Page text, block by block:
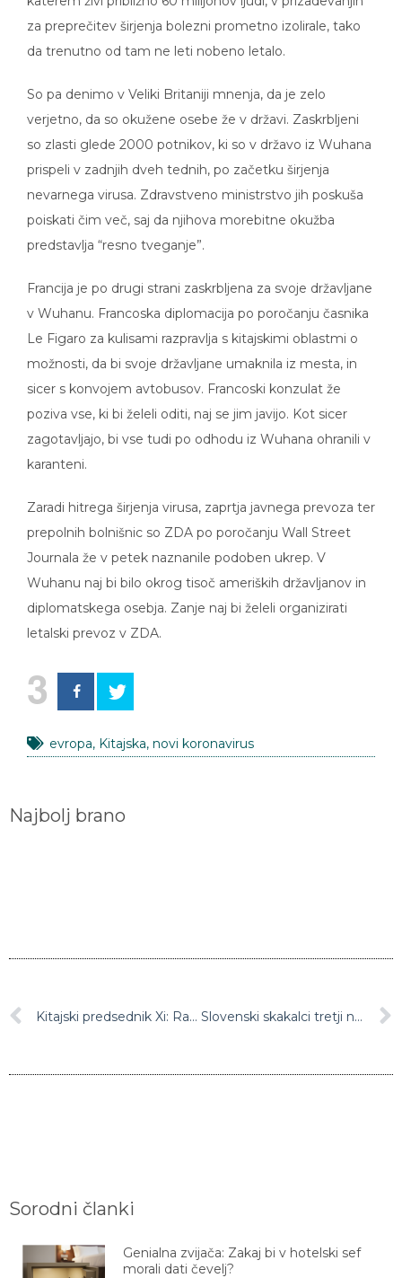
za preprečitev širjenja bolezni prometno izolirale, tako
da trenutno od tam ne leti nobeno letalo.
So pa denimo v Veliki Britaniji mnenja, da je zelo
verjetno, da so okužene osebe že v državi. Zaskrbljeni
so zlasti glede 2000 potnikov, ki so v državo iz Wuhana
prispeli v zadnjih dveh tednih, po začetku širjenja
nevarnega virusa. Zdravstveno ministrstvo jih poskuša
poiskati čim več, saj da njihova morebitne okužba
predstavlja “resno tveganje”.
Francija je po drugi strani zaskrbljena za svoje državljane
v Wuhanu. Francoska diplomacija po poročanju časnika
Le Figaro za kulisami razpravlja s kitajskimi oblastmi o
možnosti, da bi svoje državljane umaknila iz mesta, in
sicer s konvojem avtobusov. Francoski konzulat že
poziva vse, ki bi želeli oditi, naj se jim javijo. Kot sicer
zagotavljajo, bi vse tudi po odhodu iz Wuhana ohranili v
karanteni.
Zaradi hitrega širjenja virusa, zaprtja javnega prevoza ter
prepolnih bolnišnic so ZDA po poročanju Wall Street
Journala že v petek naznanile podoben ukrep. V
Wuhanu naj bi bilo okrog tisoč ameriških državljanov in
diplomatskega osebja. Zanje naj bi želeli organizirati
letalski prevoz v ZDA.
3
evropa, Kitajska, novi koronavirus
Najbolj brano
Kitajski predsednik Xi: Razmere so resne, virus se pospešeno širi Slovenski skakalci tretji na ekipni tekmi svetovnega pokala v Zakopanah
Sorodni članki
Genialna zvijača: Zakaj bi v hotelski sef
morali dati čevelj?